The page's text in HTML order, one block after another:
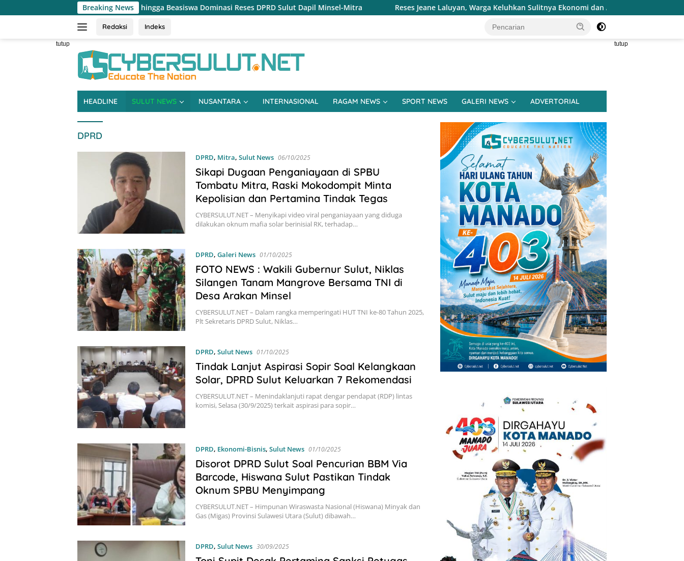
ke
Breaking News
Rusak, Pertanian hingga Beasiswa Dominasi Reses DPRD Sulut Dapil Minsel-Mitra Reses Jeane Laluyan, Warga Keluhkan Sulitnya Ekonomi dan Akses Pasar UMKM
Redaksi Indeks
tutup tutup
HEADLINE SULUT NEWS NUSANTARA INTERNASIONAL RAGAM NEWS SPORT NEWS GALERI NEWS ADVERTORIAL
DPRD
DPRD, Mitra, Sulut News 06/10/2025
Sikapi Dugaan Penganiayaan di SPBU
Tombatu Mitra, Raski Mokodompit Minta
Kepolisian dan Pertamina Tindak Tegas
CYBERSULUT.NET – Menyikapi video viral penganiayaan yang diduga
dilakukan oknum mafia solar berinisial RK, terhadap…
DPRD, Galeri News 01/10/2025
FOTO NEWS : Wakili Gubernur Sulut, Niklas
Silangen Tanam Mangrove Bersama TNI di
Desa Arakan Minsel
CYBERSULUT.NET – Dalam rangka memperingati HUT TNI ke-80 Tahun 2025,
Plt Sekretaris DPRD Sulut, Niklas…
DPRD, Sulut News 01/10/2025
Tindak Lanjut Aspirasi Sopir Soal Kelangkaan
Solar, DPRD Sulut Keluarkan 7 Rekomendasi
CYBERSULUT.NET – Menindaklanjuti rapat dengar pendapat (RDP) lintas
komisi, Selasa (30/9/2025) terkait aspirasi para sopir…
DPRD, Ekonomi-Bisnis, Sulut News 01/10/2025
Disorot DPRD Sulut Soal Pencurian BBM Via
Barcode, Hiswana Sulut Pastikan Tindak
Oknum SPBU Menyimpang
CYBERSULUT.NET – Himpunan Wiraswasta Nasional (Hiswana) Minyak dan
Gas (Migas) Provinsi Sulawesi Utara (Sulut) dibawah…
DPRD, Sulut News 30/09/2025